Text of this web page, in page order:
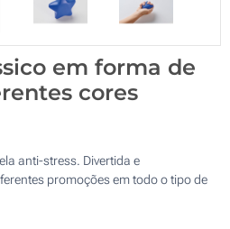
em forma de
cores
anti-stress. Divertida e
promoções em todo o tipo de